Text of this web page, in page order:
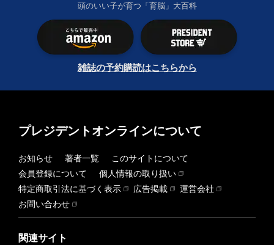
頭のいい子が育つ「育脳」大百科
雑誌の予約購読はこちらから
プレジデントオンラインについて
お知らせ 著者一覧
このサイトについて
会員登録について
個人情報の取り扱い
特定商取引法に基づく表示
広告掲載
運営会社
お問い合わせ
関連サイト